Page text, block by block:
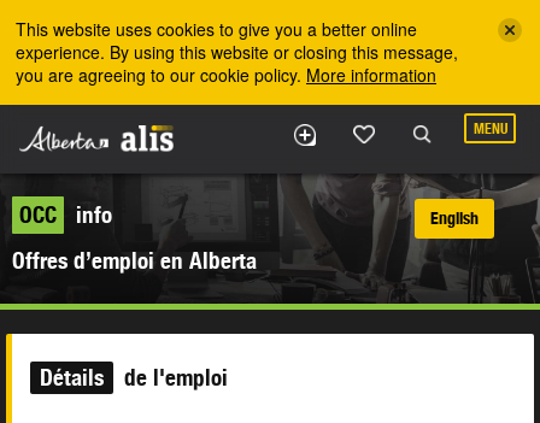
This website uses cookies to give you a better online
experience. By using this website or closing this message,
you are agreeing to our cookie policy. More information
MENU
OCC
info
Offres d’emploi en Alberta
English
Détails de l'emploi